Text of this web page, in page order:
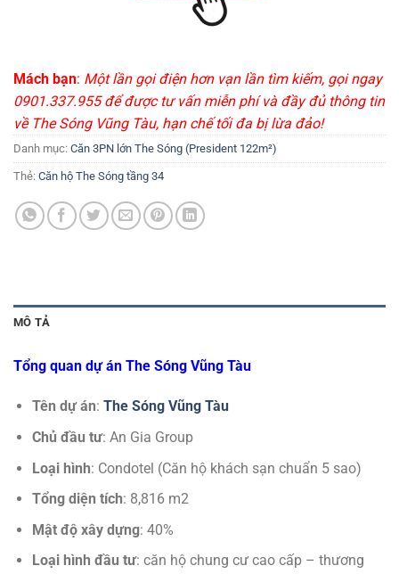
Mách bạn: Một lần gọi điện hơn vạn lần tìm kiếm, gọi ngay
0901.337.955 để được tư vấn miễn phí và đầy đủ thông tin
về The Sóng Vũng Tàu, hạn chế tối đa bị lừa đảo!
Danh mục: Căn 3PN lớn The Sóng (President 122m²)
Thẻ: Căn hộ The Sóng tầng 34
MÔ TẢ
Tổng quan dự án The Sóng Vũng Tàu
Tên dự án: The Sóng Vũng Tàu
Chủ đầu tư: An Gia Group
Loại hình: Condotel (Căn hộ khách sạn chuẩn 5 sao)
Tổng diện tích: 8,816 m2
Mật độ xây dựng: 40%
Loại hình đầu tư: căn hộ chung cư cao cấp – thương